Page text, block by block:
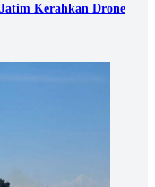
Kerahkan Drone